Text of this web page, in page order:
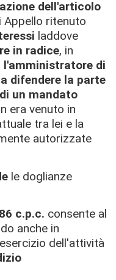
dell'articolo
Appello ritenuto
laddove
in radice, in
l'amministratore di
difendere la parte
un mandato
era venuto in
tra lei e la
autorizzate
le doglianze
c.p.c. consente al
anche in
dell'attività